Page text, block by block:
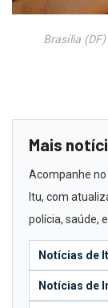
Brasília
Mais
Acompanhe no
Itu, com
polícia, saúde,
Notícias de
Notícias de